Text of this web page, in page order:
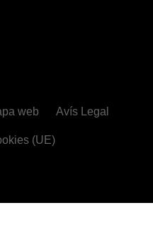
web Avís Legal
(UE)